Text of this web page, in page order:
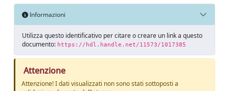
Informazioni
Utilizza questo identificativo per citare o creare un link a questo
documento: https://hdl.handle.net/11573/1017385
Attenzione
Attenzione! I dati visualizzati non sono stati sottoposti a